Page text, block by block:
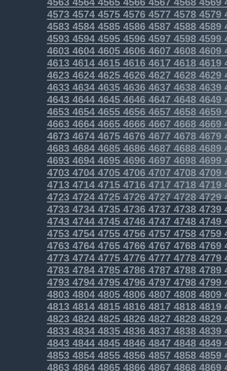
4573457445754576457745784579
4583458445854586458745884589
4593459445954596459745984599
46034604460546064607 46084609
46134614461546164617 46184619
46234624462546264627 46284629
4633463446354636463746384639
4643464446454646464746484649
4653465446554656465746584659
46634664466546664667 46684669
46734674467546764677 46784679
46834684468546864687 46884689
46934694469546964697 46984699
47034704470547064707 47084709
47134714471547164717 47184719
4723472447254726472747284729
4733473447354736473747384739
4743474447454746474747484749
4753475447554756475747584759
4763476447654766476747684769
4773477447754776477747784779
4783478447854786478747884789
4793479447954796479747984799
4803480448054806480748084809
4813481448154816481748184819
4823482448254826482748284829
4833483448354836483748384839
4843484448454846484748484849
4853485448554856485748584859
4863486448654866486748684869